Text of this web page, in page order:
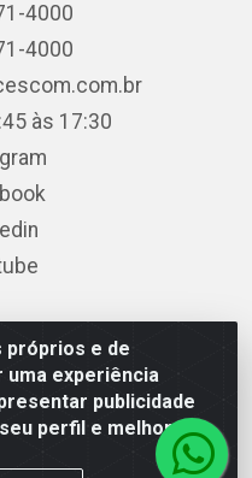
próprios e de
experiência
publicidade
perfil e melhorar a
4000
4000
às 17:30
101, Km 163, S/N – Rio
29.900-983 – CNPJ
33